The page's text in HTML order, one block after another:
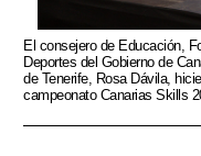
El consejero de Educación,
Deportes del Gobierno de
de Tenerife, Rosa Dávila,
campeonato Canarias Skills